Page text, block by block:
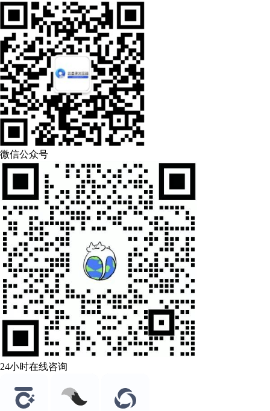
微信公众号
24小时在线咨询